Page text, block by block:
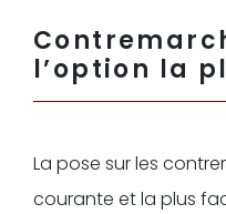
l’option la
La pose sur les
courante et la plus